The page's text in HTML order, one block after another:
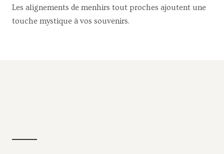
Les alignements de menhirs tout proches ajoutent une
touche mystique à vos souvenirs.